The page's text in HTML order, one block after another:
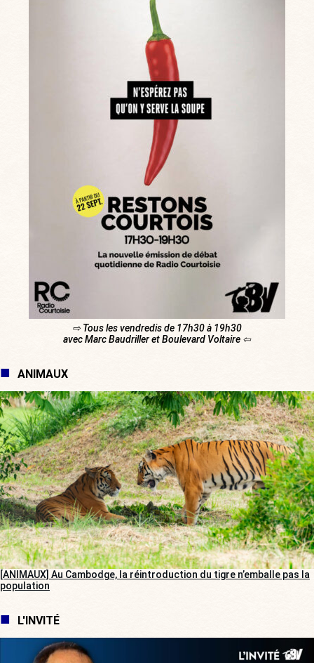
⇨ Tous les vendredis de 17h30 à 19h30
avec Marc Baudriller et Boulevard Voltaire ⇦
ANIMAUX
[ANIMAUX] Au Cambodge, la réintroduction du tigre n’emballe pas la
population
L'INVITÉ